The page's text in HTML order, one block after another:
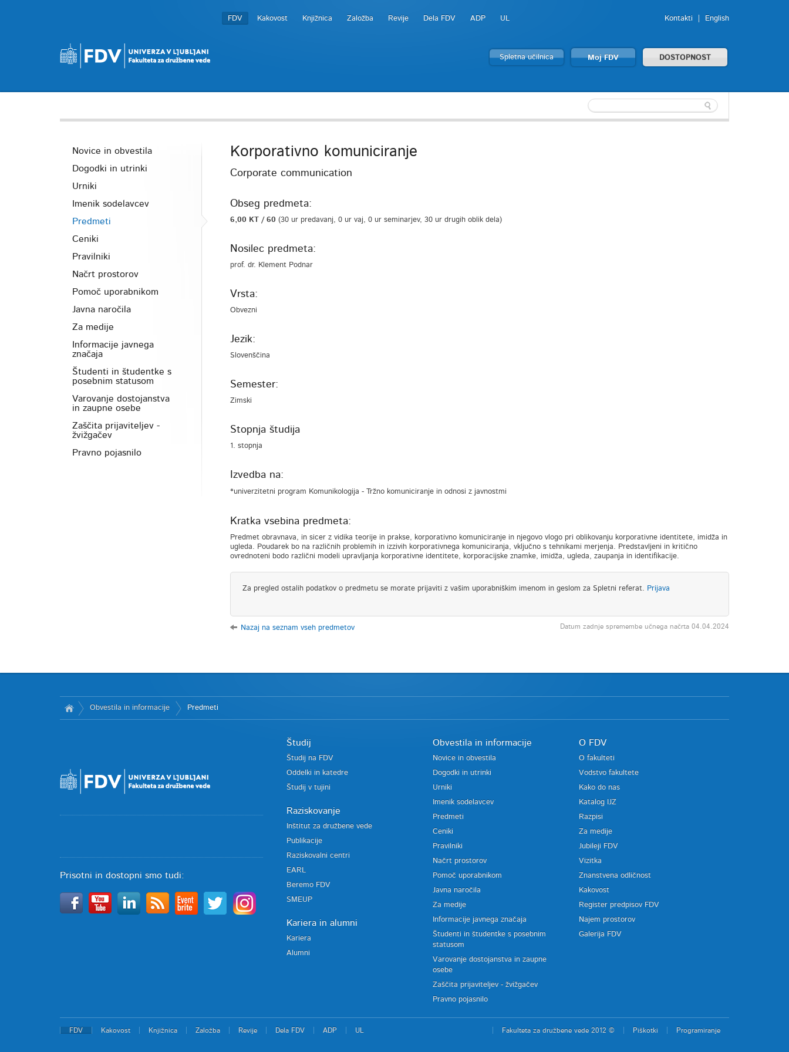
FDV Kakovost Knjižnica Založba Revije Dela FDV ADP UL Kontakti English
Spletna učilnica Moj FDV DOSTOPNOST
Novice in obvestila
Dogodki in utrinki
Urniki
Imenik sodelavcev
Predmeti
Ceniki
Pravilniki
Načrt prostorov
Pomoč uporabnikom
Javna naročila
Za medije
Informacije javnega
značaja
Študenti in študentke s
posebnim statusom
Varovanje dostojanstva
in zaupne osebe
Zaščita prijaviteljev -
žvižgačev
Pravno pojasnilo
Korporativno komuniciranje
Corporate communication
Obseg predmeta:
6,00 KT / 60 (30 ur predavanj, 0 ur vaj, 0 ur seminarjev, 30 ur drugih oblik dela)
Nosilec predmeta:
prof. dr. Klement Podnar
Vrsta:
Obvezni
Jezik:
Slovenščina
Semester:
Zimski
Stopnja študija
1. stopnja
Izvedba na:
*univerzitetni program Komunikologija - Tržno komuniciranje in odnosi z javnostmi
Kratka vsebina predmeta:
Predmet obravnava, in sicer z vidika teorije in prakse, korporativno komuniciranje in njegovo vlogo pri oblikovanju korporativne identitete, imidža in
ugleda. Poudarek bo na različnih problemih in izzivih korporativnega komuniciranja, vključno s tehnikami merjenja. Predstavljeni in kritično
ovrednoteni bodo različni modeli upravljanja korporativne identitete, korporacijske znamke, imidža, ugleda, zaupanja in identifikacije.
Za pregled ostalih podatkov o predmetu se morate prijaviti z vašim uporabniškim imenom in geslom za Spletni referat. Prijava
Nazaj na seznam vseh predmetov Datum zadnje spremembe učnega načrta 04.04.2024
Obvestila in informacije Predmeti
Prisotni in dostopni smo tudi:
Študij
Študij na FDV
Oddelki in katedre
Študij v tujini
Raziskovanje
Inštitut za družbene vede
Publikacije
Raziskovalni centri
EARL
Beremo FDV
SMEUP
Kariera in alumni
Kariera
Alumni
Obvestila in informacije
Novice in obvestila
Dogodki in utrinki
Urniki
Imenik sodelavcev
Predmeti
Ceniki
Pravilniki
Načrt prostorov
Pomoč uporabnikom
Javna naročila
Za medije
Informacije javnega značaja
Študenti in študentke s posebnim
statusom
Varovanje dostojanstva in zaupne
osebe
Zaščita prijaviteljev - žvižgačev
Pravno pojasnilo
O FDV
O fakulteti
Vodstvo fakultete
Kako do nas
Katalog IJZ
Razpisi
Za medije
Jubileji FDV
Vizitka
Znanstvena odličnost
Kakovost
Register predpisov FDV
Najem prostorov
Galerija FDV
FDV Kakovost Knjižnica Založba Revije Dela FDV ADP UL Fakulteta za družbene vede 2012 © Piškotki Programiranje